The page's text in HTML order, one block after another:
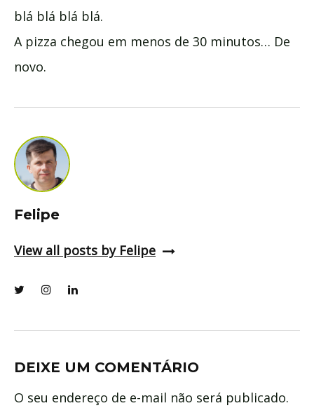
blá blá blá blá.
A pizza chegou em menos de 30 minutos… De
novo.
Felipe
View all posts by Felipe
DEIXE UM COMENTÁRIO
O seu endereço de e-mail não será publicado.